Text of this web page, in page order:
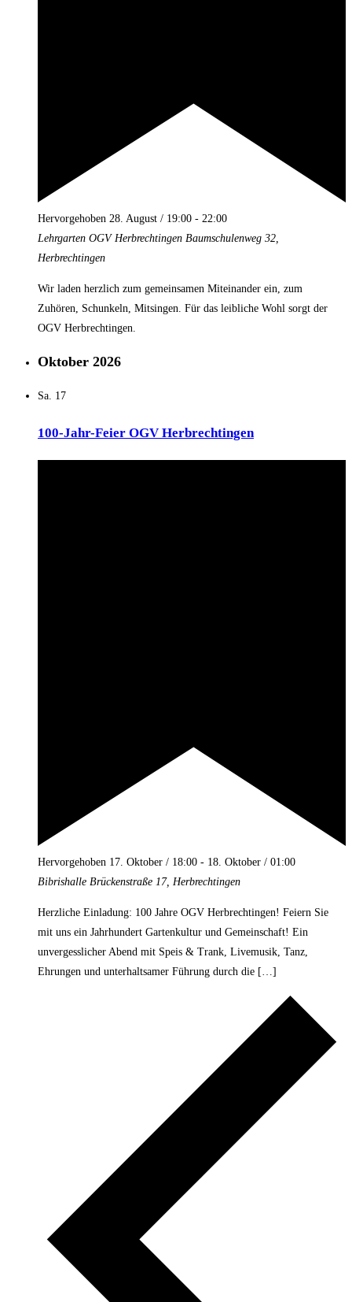
Hervorgehoben 28. August / 19:00 - 22:00
Lehrgarten OGV Herbrechtingen Baumschulenweg 32,
Herbrechtingen
Wir laden herzlich zum gemeinsamen Miteinander ein, zum
Zuhören, Schunkeln, Mitsingen. Für das leibliche Wohl sorgt der
OGV Herbrechtingen.
Oktober 2026
Sa. 17
100-Jahr-Feier OGV Herbrechtingen
Hervorgehoben 17. Oktober / 18:00 - 18. Oktober / 01:00
Bibrishalle Brückenstraße 17, Herbrechtingen
Herzliche Einladung: 100 Jahre OGV Herbrechtingen! Feiern Sie
mit uns ein Jahrhundert Gartenkultur und Gemeinschaft! Ein
unvergesslicher Abend mit Speis & Trank, Livemusik, Tanz,
Ehrungen und unterhaltsamer Führung durch die […]